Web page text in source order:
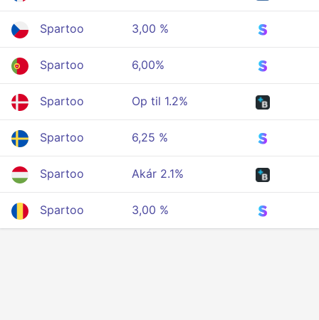
Spartoo 3,00 %
Spartoo 6,00%
Spartoo Op til 1.2%
Spartoo 6,25 %
Spartoo Akár 2.1%
Spartoo 3,00 %